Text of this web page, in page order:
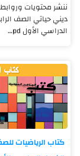
ننشر محتويات
الدراسي الأول pd…
كتاب الرياضيات